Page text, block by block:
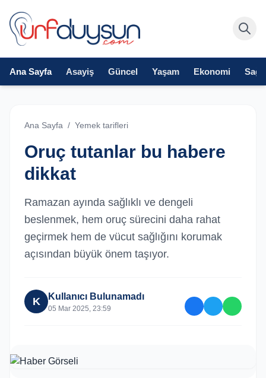
Ana Sayfa Asayiş Güncel Yaşam Ekonomi
Ana Sayfa / Yemek tarifleri
Oruç tutanlar bu habere
dikkat
Ramazan ayında sağlıklı ve dengeli
beslenmek, hem oruç sürecini daha rahat
geçirmek hem de vücut sağlığını korumak
açısından büyük önem taşıyor.
K Kullanıcı Bulunamadı
05 Mar 2025, 23:59